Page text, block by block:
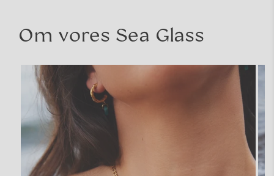
Om vores Sea Glass